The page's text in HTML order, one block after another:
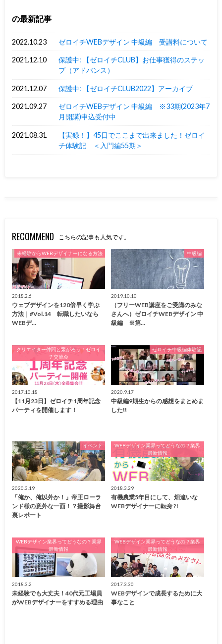
の最新記事
2022.10.23 ゼロイチWEBデザイン 中級編 受講料について
2021.12.10
保護中: 【ゼロイチCLUB】お仕事獲得のステッ
プ（アドバンス）
2021.12.07 保護中: 【ゼロイチCLUB2022】アーカイブ
2021.09.27
ゼロイチWEBデザイン 中級編 ※33期(2023年7
月開講)申込受付中
2021.08.31
【実録！】45日でここまで出来ました！ゼロイ
チ体験記 ＜入門編55期＞
RECOMMEND こちらの記事も人気です。
未経験からWEBデザイナーになる方法
2018.2.6
ウェブデザインを120倍早く学ぶ
方法｜#Vol.14 転職したいなら
WEBデ…
中級編
2019.10.10
（フリーWEB講座をご受講のみな
さんへ）ゼロイチWEBデザイン 中
級編 ※第…
クリエイター仲間と繋がろう！ゼロイ
チ交流会
2017.10.18
【11月23日】ゼロイチ1周年記念
パーティを開催します！
ゼロイチ中級編体験記
2020.9.17
中級編9期生からの感想をまとめま
した!!
イベント
2020.3.19
「俺か、俺以外か！」帝王ローラ
ンド様の意外な一面！？撮影舞台
裏レポート
WEBデザイン業界ってどうなの？業界
最新情報
2018.3.29
有機農業5年目にして、畑違いな
WEBデザイナーに転身 ?!
WEBデザイン業界ってどうなの？業界
最新情報
2018.3.2
未経験でも大丈夫！40代元工場員
がWEBデザイナーをすすめる理由
WEBデザイン業界ってどうなの？業界
最新情報
2017.3.30
WEBデザインで成長するために大
事なこと